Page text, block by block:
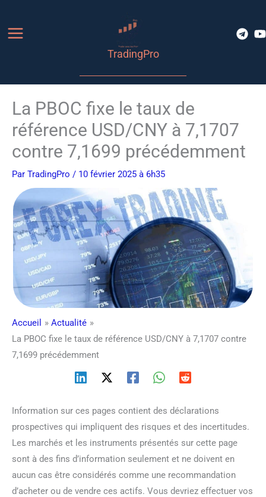
contenu
TradingPro
La PBOC fixe le taux de
référence USD/CNY à 7,1707
contre 7,1699 précédemment
Par TradingPro / 10 février 2025 à 6h35
Accueil
Actualité
La PBOC fixe le taux de référence USD/CNY à 7,1707 contre
7,1699 précédemment
Information sur ces pages contient des déclarations
prospectives qui impliquent des risques et des incertitudes.
Les marchés et les instruments présentés sur cette page
sont à des fins d’information seulement et ne doivent en
aucun cas être considérés comme une recommandation
d’acheter ou de vendre ces actifs. Vous devriez effectuer vos